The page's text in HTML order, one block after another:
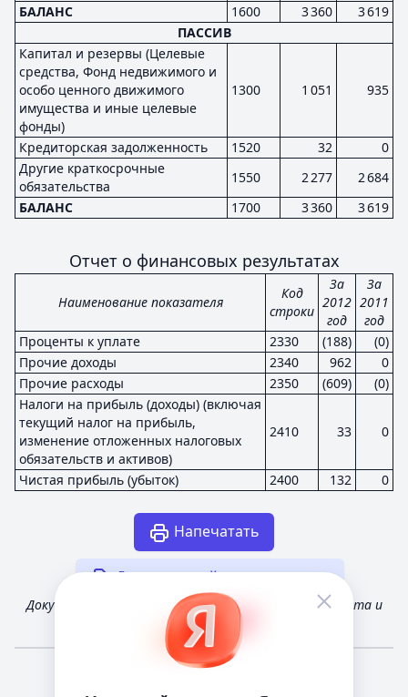
БАЛАНС
1600 3 360
3 619
ПАССИВ
Капитал и резервы (Целевые
средства, Фонд недвижимого и
особо ценного движимого
имущества и иные целевые
фонды)
1300 1 051 935
Кредиторская задолженность 1520 32
0
Другие краткосрочные
обязательства
1550 2 277
2 684
БАЛАНС
1700 3 360 3 619
Отчет о финансовых результатах
Наименование показателя
Код
строки
За
2012
год
За
2011
год
Проценты к уплате
2330 (188)
(0)
Прочие доходы
2340 962
0
Прочие расходы
2350 (609)
(0)
Налоги на прибыль (доходы) (включая
текущий налог на прибыль,
изменение отложенных налоговых
обязательств и активов)
2410 33 0
Чистая прибыль (убыток) 2400 132 0
Напечатать
Другая случайная отчетность
Документ получен из открытых источников Росстата и
Федеральной налоговой службы России